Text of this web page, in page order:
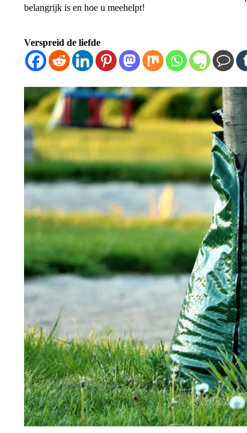
belangrijk is en hoe u meehelpt!
Verspreid de liefde